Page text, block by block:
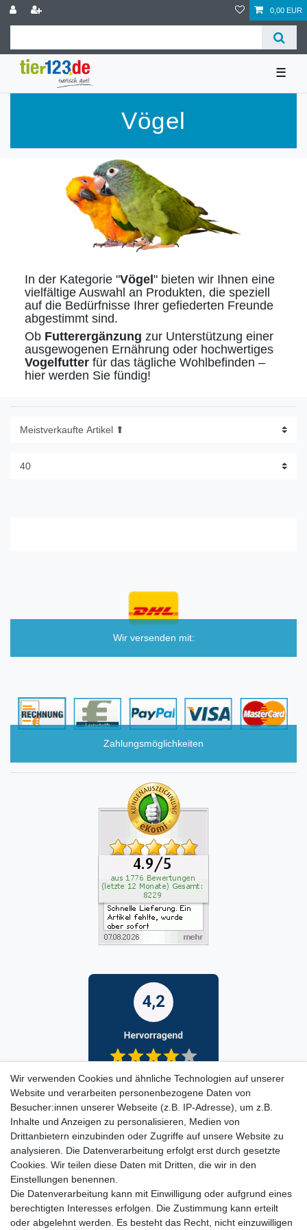
0,00 EUR
☰
Vögel
In der Kategorie "Vögel" bieten wir Ihnen eine
vielfältige Auswahl an Produkten, die speziell
auf die Bedürfnisse Ihrer gefiederten Freunde
abgestimmt sind.
Ob Futterergänzung zur Unterstützung einer
ausgewogenen Ernährung oder hochwertiges
Vogelfutter für das tägliche Wohlbefinden –
hier werden Sie fündig!
Wir versenden mit:
Zahlungsmöglichkeiten
Wir verwenden Cookies und ähnliche Technologien auf unserer
Website und verarbeiten personenbezogene Daten von
Besucher:innen unserer Webseite (z.B. IP-Adresse), um z.B.
Inhalte und Anzeigen zu personalisieren, Medien von
Drittanbietern einzubinden oder Zugriffe auf unsere Website zu
analysieren. Die Datenverarbeitung erfolgt erst durch gesetzte
Cookies. Wir teilen diese Daten mit Dritten, die wir in den
Einstellungen benennen.
Die Datenverarbeitung kann mit Einwilligung oder aufgrund eines
berechtigten Interesses erfolgen. Die Zustimmung kann erteilt
oder abgelehnt werden. Es besteht das Recht, nicht einzuwilligen